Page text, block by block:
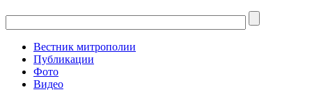
Вестник митрополии
Публикации
Фото
Видео